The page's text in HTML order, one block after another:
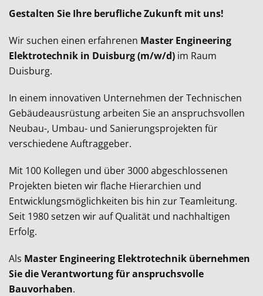
Gestalten Sie Ihre berufliche Zukunft mit uns!
Wir suchen einen erfahrenen Master Engineering
Elektrotechnik in Duisburg(m/w/d) im Raum
Duisburg.
In einem innovativen Unternehmen der Technischen
Gebäudeausrüstung arbeiten Sie an anspruchsvollen
Neubau-, Umbau- und Sanierungsprojekten für
verschiedene Auftraggeber.
Mit 100 Kollegen und über 3000 abgeschlossenen
Projekten bieten wir flache Hierarchien und
Entwicklungsmöglichkeiten bis hin zur Teamleitung.
Seit 1980 setzen wir auf Qualität und nachhaltigen
Erfolg.
Als Master Engineering Elektrotechnik übernehmen
Sie die Verantwortung für anspruchsvolle
Bauvorhaben.